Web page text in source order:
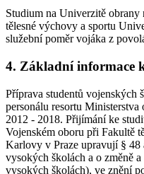
Studium na Univerzitě
tělesné výchovy a sportu
služební poměr vojáka z
4. Základní informace
Příprava studentů vojenských
personálu resortu
2012 - 2018. Přijímání ke
Vojenském oboru při Fakultě
Karlovy v Praze upravují § 48
vysokých školách a o změně
vysokých školách), ve znění